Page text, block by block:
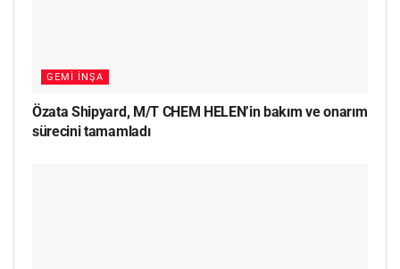
GEMI İNŞA
Özata Shipyard, M/T CHEM HELEN’in bakım ve onarım
sürecini tamamladı